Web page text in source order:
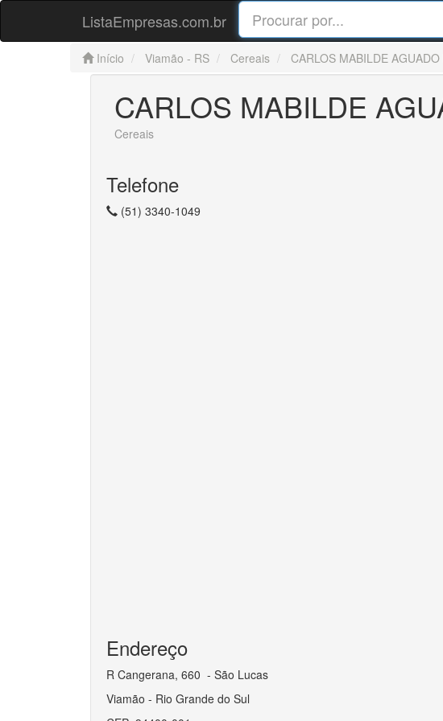
ListaEmpresas.com.br
Início Viamão - RS Cereais CARLOS MABILDE AGUADO
CARLOS MABILDE
Cereais
Telefone
(51) 3340-1049
Endereço
R Cangerana, 660 - São Lucas
Viamão - Rio Grande do Sul